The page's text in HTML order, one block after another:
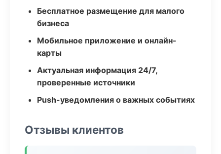
Бесплатное размещение для малого
бизнеса
Мобильное приложение и онлайн-
карты
Актуальная информация 24/7,
проверенные источники
Push-уведомления о важных событиях
Отзывы клиентов